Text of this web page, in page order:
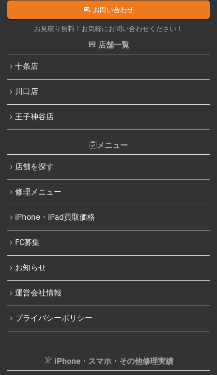
お問い合わせ
お見積り無料！お気軽にお問い合わせください！
店舗一覧
十条店
川口店
王子神谷店
メニュー
店舗を探す
修理メニュー
iPhone・iPad買取価格
FC募集
お知らせ
運営会社情報
プライバシーポリシー
iPhone・スマホ・その他修理実績